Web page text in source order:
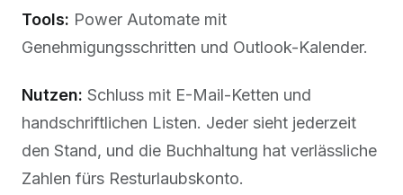
Tools: Power Automate mit
Genehmigungsschritten und Outlook-Kalender.
Nutzen: Schluss mit E-Mail-Ketten und
handschriftlichen Listen. Jeder sieht jederzeit
den Stand, und die Buchhaltung hat verlässliche
Zahlen fürs Resturlaubskonto.